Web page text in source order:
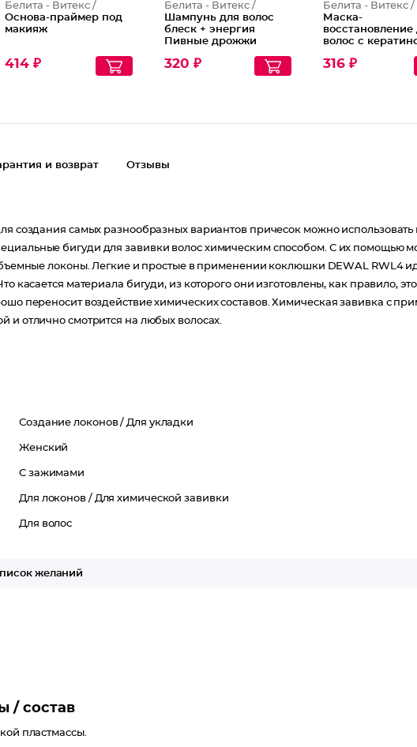
Белита - Витекс /
Основа-праймер под
макияж
414 ₽
Белита - Витекс /
Шампунь для волос
блеск + энергия
Пивные дрожжи
320 ₽
Белита - Витекс /
Маска-
восстановление
волос с
316 ₽
и возврат Отзывы
создания самых разнообразных вариантов причесок можно
бигуди для завивки волос химическим способом. С их помощью
локоны. Легкие и простые в применении коклюшки DEWAL RWL4
касается материала бигуди, из которого они изготовлены, как правило,
переносит воздействие химических составов. Химическая завивка с
и отлично смотрится на любых волосах.
Создание локонов /Для укладки
Женский
С зажимами
Для локонов / Для химической завивки
Для волос
желаний
/ состав
пластмассы.